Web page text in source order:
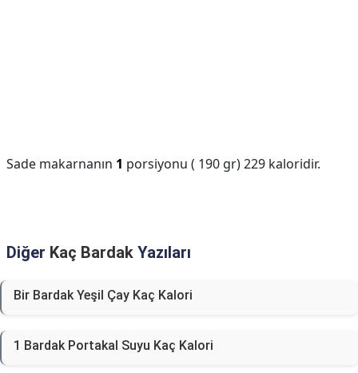
Sade makarnanın 1 porsiyonu ( 190 gr) 229 kaloridir.
Diğer Kaç Bardak Yazıları
Bir Bardak Yeşil Çay Kaç Kalori
1 Bardak Portakal Suyu Kaç Kalori